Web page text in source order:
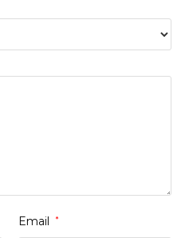
Email *